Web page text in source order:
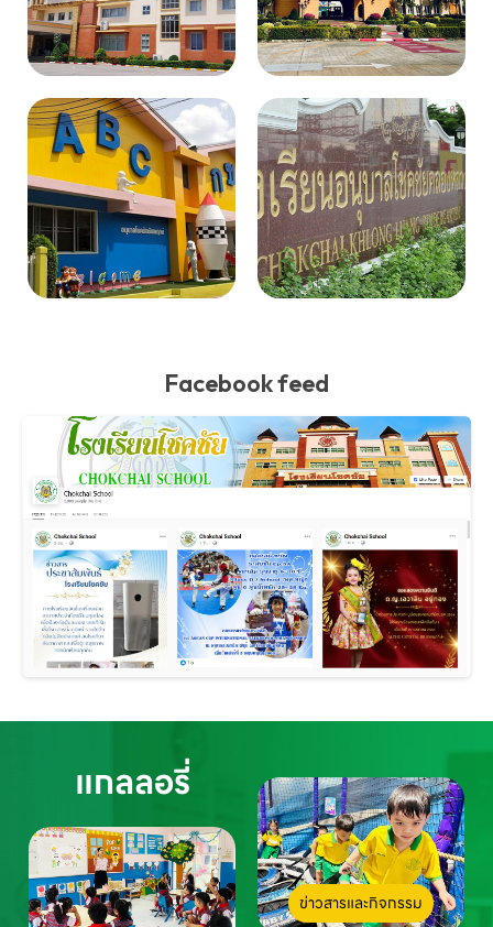
Facebook feed
แกลลอรี่
ข่าวสารและกิจกรรม